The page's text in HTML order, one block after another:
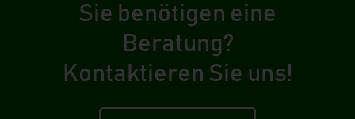
Sie benötigen eine
Beratung?
Kontaktieren Sie uns!